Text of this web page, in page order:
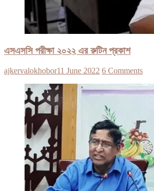
এসএসসি পরীক্ষা ২০২২ এর রুটিন প্রকাশ
ajkervalokhobor11 June 2022 6 Comments